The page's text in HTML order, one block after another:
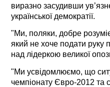
виразно засудивши
української демократії.
"Ми, поляки, добре
який не хоче подати руку
над лідеркою великої
"Ми усвідомлюємо, що
чемпіонату Євро-2012 та